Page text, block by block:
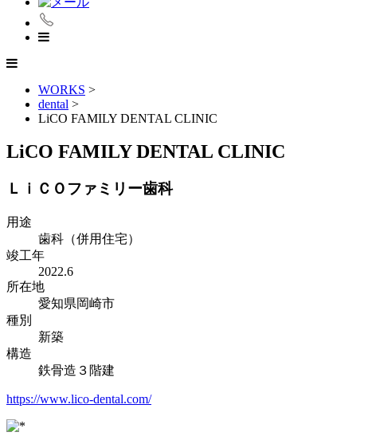
WORKS >
dental >
LiCO FAMILY DENTAL CLINIC
LiCO FAMILY DENTAL CLINIC
ＬｉＣＯファミリー歯科
用途
歯科（併用住宅）
竣工年
2022.6
所在地
愛知県岡崎市
種別
新築
構造
鉄骨造３階建
https://www.lico-dental.com/